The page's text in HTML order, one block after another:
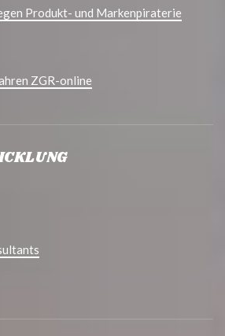
Produkt- und Markenpiraterie
ZGR-online